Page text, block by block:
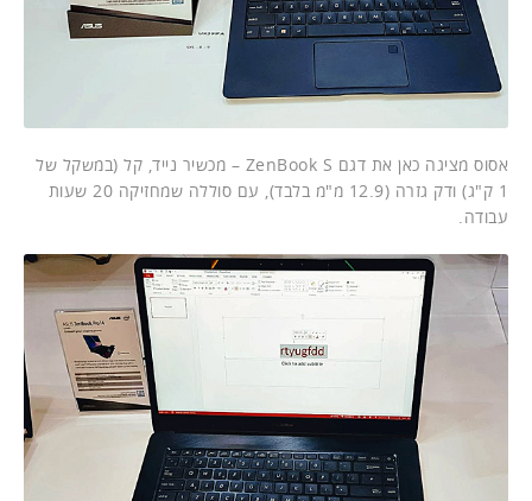
אסוס מציגה כאן את דגם ZenBook S – מכשיר נייד, קל (במשקל של
1 ק"ג) ודק גזרה (12.9 מ"מ בלבד), עם סוללה שמחזיקה 20 שעות
עבודה.